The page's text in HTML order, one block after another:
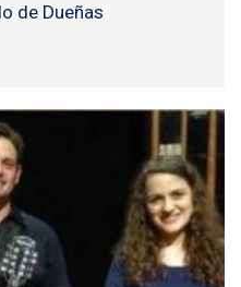
de Dueñas